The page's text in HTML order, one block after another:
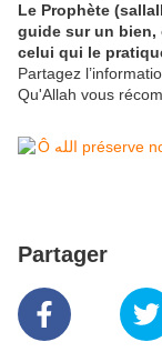
Le Prophète
guide sur un bien,
celui qui le
Partagez
Qu'Allah vous
Partager